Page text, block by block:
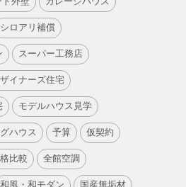
シロアリ補償
スーパー工務店
イナーズ住宅
モデルハウス見学
ハウス 予算 仮契約
比較 全館空調